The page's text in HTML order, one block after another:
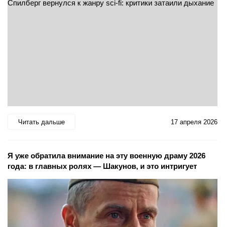
Читать дальше 17 апреля 2026
Я уже обратила внимание на эту военную драму 2026
года: в главных ролях — Шакунов, и это интригует